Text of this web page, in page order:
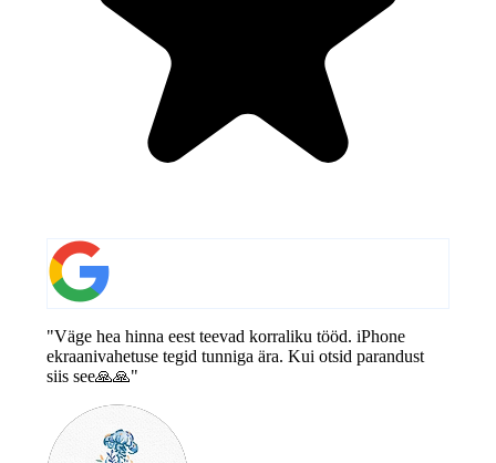
"Väge hea hinna eest teevad korraliku tööd. iPhone
ekraanivahetuse tegid tunniga ära. Kui otsid parandust
siis see🙏🙏"